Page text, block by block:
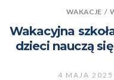
WAKACJE /
Wakacyjna
dzieci nauczą
4 MAJA 2025